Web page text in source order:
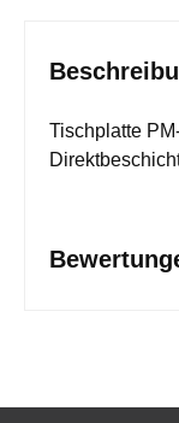
Tischplatte